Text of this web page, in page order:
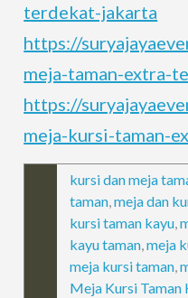
terdekat-jakarta
https://
meja-taman-extra-
https://
meja-kursi-taman-
kursi dan meja
taman,meja dan
kursi taman kayu,
kayu taman,meja
meja kursi taman,
Meja Kursi Taman